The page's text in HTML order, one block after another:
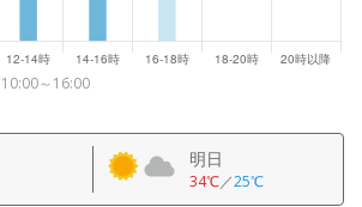
～16:00
明日
34℃／25℃